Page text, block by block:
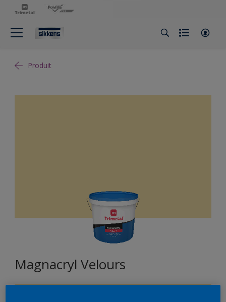
Produit
Magnacryl Velours